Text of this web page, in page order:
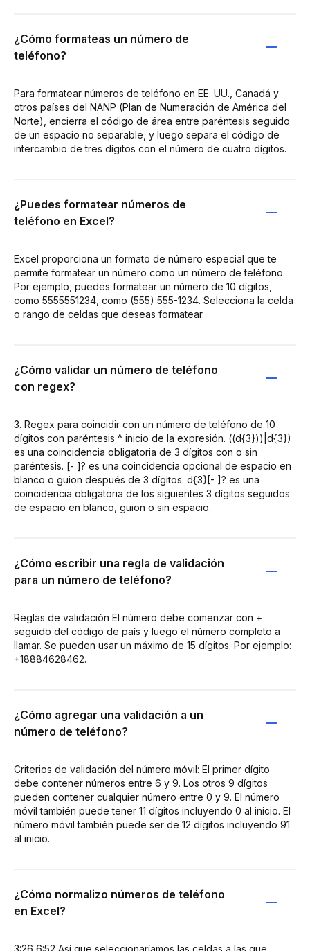
¿Cómo formateas un número de
teléfono?
Para formatear números de teléfono en EE. UU., Canadá y
otros países del NANP (Plan de Numeración de América del
Norte), encierra el código de área entre paréntesis seguido
de un espacio no separable, y luego separa el código de
intercambio de tres dígitos con el número de cuatro dígitos.
¿Puedes formatear números de
teléfono en Excel?
Excel proporciona un formato de número especial que te
permite formatear un número como un número de teléfono.
Por ejemplo, puedes formatear un número de 10 dígitos,
como 5555551234, como (555) 555-1234. Selecciona la celda
o rango de celdas que deseas formatear.
¿Cómo validar un número de teléfono
con regex?
3. Regex para coincidir con un número de teléfono de 10
dígitos con paréntesis ^ inicio de la expresión. ((d{3}))|d{3})
es una coincidencia obligatoria de 3 dígitos con o sin
paréntesis. [- ]? es una coincidencia opcional de espacio en
blanco o guion después de 3 dígitos. d{3}[- ]? es una
coincidencia obligatoria de los siguientes 3 dígitos seguidos
de espacio en blanco, guion o sin espacio.
¿Cómo escribir una regla de validación
para un número de teléfono?
Reglas de validación El número debe comenzar con +
seguido del código de país y luego el número completo a
llamar. Se pueden usar un máximo de 15 dígitos. Por ejemplo:
+18884628462.
¿Cómo agregar una validación a un
número de teléfono?
Criterios de validación del número móvil: El primer dígito
debe contener números entre 6 y 9. Los otros 9 dígitos
pueden contener cualquier número entre 0 y 9. El número
móvil también puede tener 11 dígitos incluyendo 0 al inicio. El
número móvil también puede ser de 12 dígitos incluyendo 91
al inicio.
¿Cómo normalizo números de teléfono
en Excel?
3:26 6:52 Así que seleccionaríamos las celdas a las que